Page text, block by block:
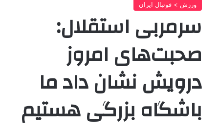
ورزش > فوتبال ایران
سرمربی استقلال:
صحبت‌های امروز
درویش نشان داد ما
باشگاه بزرگی هستیم